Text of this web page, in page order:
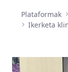
Plataformak